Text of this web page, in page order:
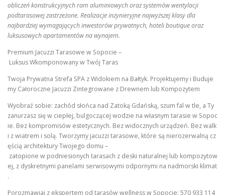
obliczeń konstrukcyjnych ram aluminiowych oraz systemów wentylacji
podtarasowej zastrzeżone. Realizacje inżynieryjne najwyższej klasy dla
najbardziej wymagających inwestorów prywatnych, hoteli boutique oraz
luksusowych apartamentów na wynajem.
Premium Jacuzzi Tarasowe w Sopocie –
Luksus Wkomponowany w Twój Taras
Twoja Prywatna Strefa SPA z Widokiem na Bałtyk. Projektujemy i Buduje
my Całoroczne Jacuzzi Zintegrowane z Drewnem lub Kompozytem
Wyobraź sobie: zachód słońca nad Zatoką Gdańską, szum fal w tle, a Ty
zanurzasz się w ciepłej, bulgoczącej wodzie na własnym tarasie w Sopoc
ie. Bez kompromisów estetycznych. Bez widocznych urządzeń. Bez walk
i z wiatrem i solą. Tworzymy jacuzzi tarasowe, które są nierozerwalną cz
ęścią architektury Twojego domu –
zatopione w podniesionych tarasach z deski naturalnej lub kompozytow
ej, z dyskretnymi panelami serwisowymi odpornymi na nadmorski klimat
.
Porozmawiaj z ekspertem od tarasów wellness w Sopocie: 570 933 114